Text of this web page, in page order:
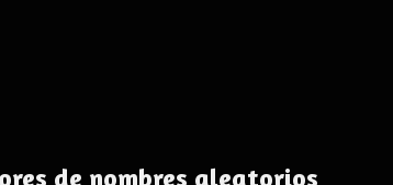
de nombres aleatorios